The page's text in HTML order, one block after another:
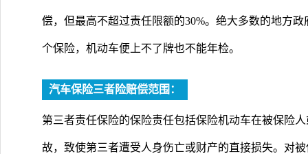
偿，但最高不超过责任限额的30%。绝大多数的地方
个保险，机动车便上不了牌也不能年检。
汽车保险三者险赔偿范围：
第三者责任保险的保险责任包括保险机动车在被保险
故，致使第三者遭受人身伤亡或财产的直接损失。对